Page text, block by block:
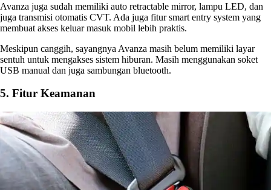
Avanza juga sudah memiliki auto retractable mirror, lampu LED, dan
juga transmisi otomatis CVT. Ada juga fitur smart entry system yang
membuat akses keluar masuk mobil lebih praktis.
Meskipun canggih, sayangnya Avanza masih belum memiliki layar
sentuh untuk mengakses sistem hiburan. Masih menggunakan soket
USB manual dan juga sambungan bluetooth.
5. Fitur Keamanan